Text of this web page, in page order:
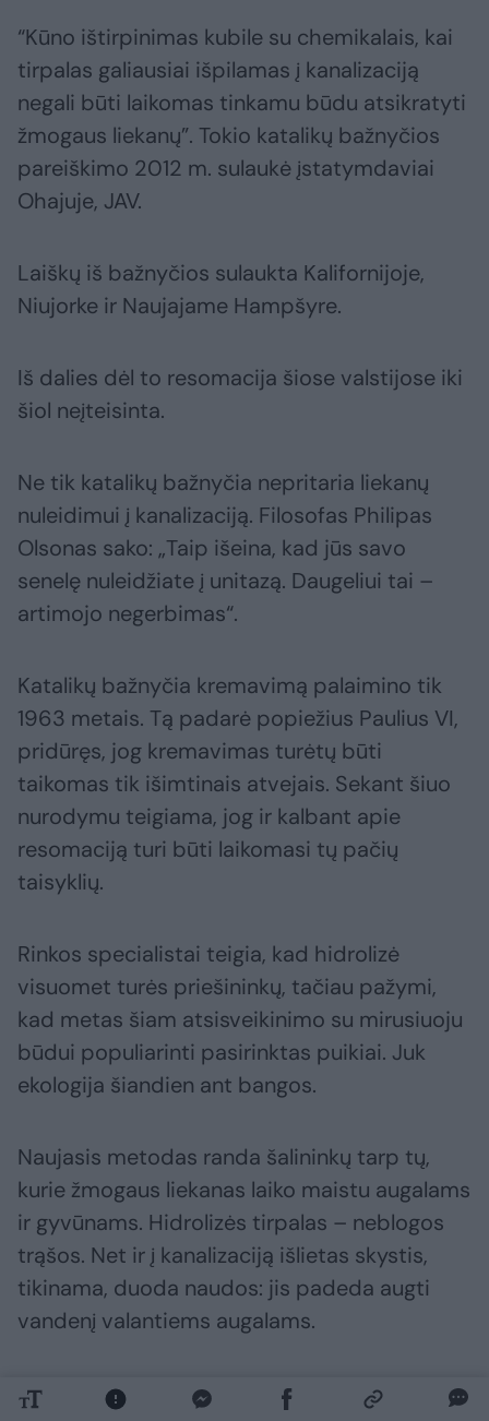
“Kūno ištirpinimas kubile su chemikalais, kai
tirpalas galiausiai išpilamas į kanalizaciją
negali būti laikomas tinkamu būdu atsikratyti
žmogaus liekanų”. Tokio katalikų bažnyčios
pareiškimo 2012 m. sulaukė įstatymdaviai
Ohajuje, JAV.
Laiškų iš bažnyčios sulaukta Kalifornijoje,
Niujorke ir Naujajame Hampšyre.
Iš dalies dėl to resomacija šiose valstijose iki
šiol neįteisinta.
Ne tik katalikų bažnyčia nepritaria liekanų
nuleidimui į kanalizaciją. Filosofas Philipas
Olsonas sako: „Taip išeina, kad jūs savo
senelę nuleidžiate į unitazą. Daugeliui tai –
artimojo negerbimas“.
Katalikų bažnyčia kremavimą palaimino tik
1963 metais. Tą padarė popiežius Paulius VI,
pridūręs, jog kremavimas turėtų būti
taikomas tik išimtinais atvejais. Sekant šiuo
nurodymu teigiama, jog ir kalbant apie
resomaciją turi būti laikomasi tų pačių
taisyklių.
Rinkos specialistai teigia, kad hidrolizė
visuomet turės priešininkų, tačiau pažymi,
kad metas šiam atsisveikinimo su mirusiuoju
būdui populiarinti pasirinktas puikiai. Juk
ekologija šiandien ant bangos.
Naujasis metodas randa šalininkų tarp tų,
kurie žmogaus liekanas laiko maistu augalams
ir gyvūnams. Hidrolizės tirpalas – neblogos
trąšos. Net ir į kanalizaciją išlietas skystis,
tikinama, duoda naudos: jis padeda augti
vandenį valantiems augalams.
Tačiau visa tai lankstinukuose apie